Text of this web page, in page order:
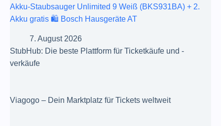
Akku-Staubsauger Unlimited 9 Weiß (BKS931BA) + 2.
Akku gratis 🛍️ Bosch Hausgeräte AT
7. August 2026
StubHub: Die beste Plattform für Ticketkäufe und -
verkäufe
Viagogo – Dein Marktplatz für Tickets weltweit